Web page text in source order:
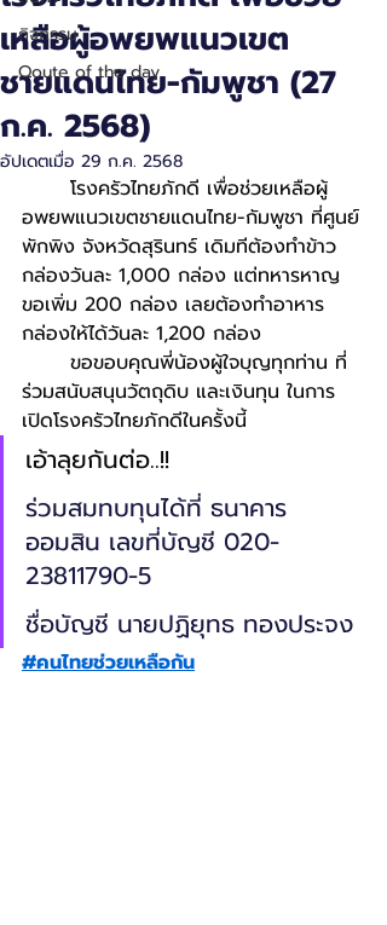
กิจกรรม
Qoute of the day
เหลือผู้อพยพแนวเขต
ชายแดนไทย-กัมพูชา (27
ก.ค. 2568)
อัปเดตเมื่อ 29 ก.ค. 2568
อพยพแนวเขตชายแดนไทย-กัมพูชา ที่ศูนย์
พักพิง จังหวัดสุรินทร์ เดิมทีต้องทำข้าว
กล่องวันละ 1,000 กล่อง แต่ทหารหาญ
ขอเพิ่ม 200 กล่อง เลยต้องทำอาหาร
กล่องให้ได้วันละ 1,200 กล่อง
ร่วมสนับสนุนวัตถุดิบ และเงินทุน ในการ
เปิดโรงครัวไทยภักดีในครั้งนี้
เอ้าลุยกันต่อ..!!
ร่วมสมทบทุนได้ที่ ธนาคาร
ออมสิน เลขที่บัญชี 020-
23811790-5
ชื่อบัญชี นายปฏิยุทธ ทองประจง
#คนไทยช่วยเหลือกัน